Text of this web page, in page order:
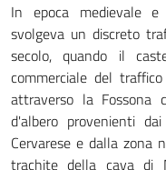
In epoca medievale
svolgeva un discreto
secolo, quando il
commerciale del
attraverso la Fossona
d'albero provenienti
Cervarese e dalla zona
trachite della cava di